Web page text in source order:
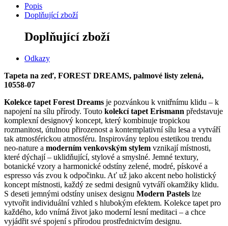
Popis
Doplňující zboží
Doplňující zboží
Odkazy
Tapeta na zeď, FOREST DREAMS, palmové listy zelená,
10558-07
Kolekce tapet Forest Dreams je pozvánkou k vnitřnímu klidu – k
napojení na sílu přírody. Touto kolekcí tapet Erismann představuje
komplexní designový koncept, který kombinuje tropickou
rozmanitost, útulnou přirozenost a kontemplativní sílu lesa a vytváří
tak atmosférickou atmosféru. Inspirovány teplou estetikou trendu
neo-nature a moderním venkovským stylem vznikají místnosti,
které dýchají – uklidňující, stylové a smyslné. Jemné textury,
botanické vzory a harmonické odstíny zelené, modré, pískové a
espresso vás zvou k odpočinku. Ať už jako akcent nebo holistický
koncept místnosti, každý ze sedmi designů vytváří okamžiky klidu.
S deseti jemnými odstíny unisex designu Modern Pastels lze
vytvořit individuální vzhled s hlubokým efektem. Kolekce tapet pro
každého, kdo vnímá život jako moderní lesní meditaci – a chce
vyjádřit své spojení s přírodou prostřednictvím designu.